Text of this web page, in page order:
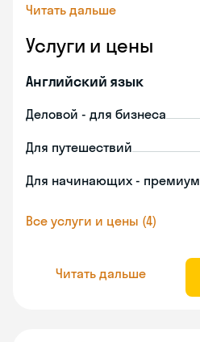
Читать дальше
Услуги и цены
Английский язык
Деловой - для бизнеса
Для путешествий
Для начинающих - премиум
Все услуги и цены (4)
Читать дальше